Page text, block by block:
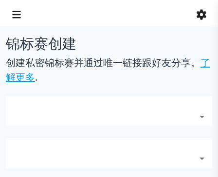
锦标赛创建
创建私密锦标赛并通过唯一链接跟好友分享。 了
解更多.